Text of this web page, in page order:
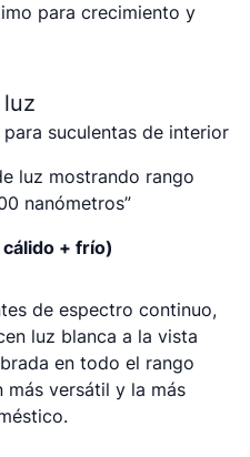
para crecimiento y
+ frío)
de espectro continuo,
luz blanca a la vista
en todo el rango
versátil y la más